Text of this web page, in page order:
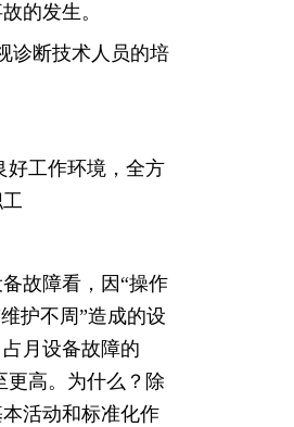
的发生。
诊断技术人员的培
好工作环境，全方
故障看，因“操作
护不周”造成的设
月设备故障的
更高。为什么？除
活动和标准化作